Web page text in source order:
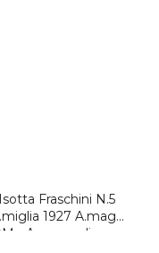
Isotta Fraschini N.5
1927 A.maggi
Ann.m.m.lim.pcs